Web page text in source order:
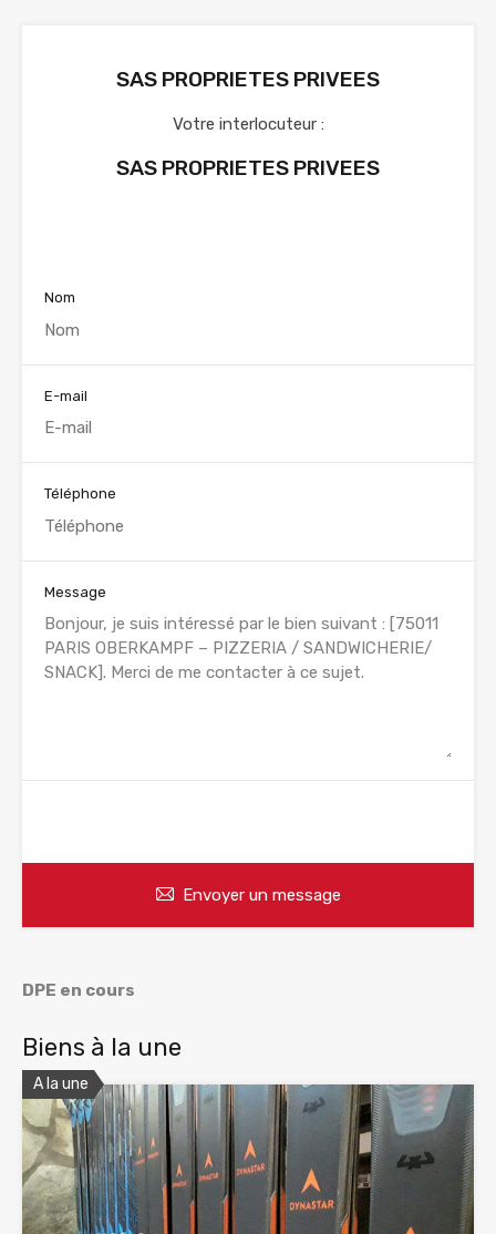
SAS PROPRIETES PRIVEES
Votre interlocuteur :
SAS PROPRIETES PRIVEES
Nom
E-mail
Téléphone
Message
Envoyer un message
DPE en cours
Biens à la une
A la une